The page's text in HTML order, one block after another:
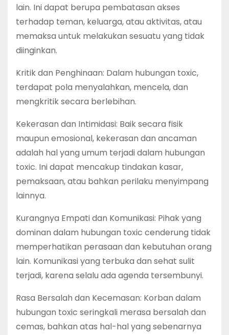
lain. Ini dapat berupa pembatasan akses
terhadap teman, keluarga, atau aktivitas, atau
memaksa untuk melakukan sesuatu yang tidak
diinginkan.
Kritik dan Penghinaan: Dalam hubungan toxic,
terdapat pola menyalahkan, mencela, dan
mengkritik secara berlebihan.
Kekerasan dan Intimidasi: Baik secara fisik
maupun emosional, kekerasan dan ancaman
adalah hal yang umum terjadi dalam hubungan
toxic. Ini dapat mencakup tindakan kasar,
pemaksaan, atau bahkan perilaku menyimpang
lainnya.
Kurangnya Empati dan Komunikasi: Pihak yang
dominan dalam hubungan toxic cenderung tidak
memperhatikan perasaan dan kebutuhan orang
lain. Komunikasi yang terbuka dan sehat sulit
terjadi, karena selalu ada agenda tersembunyi.
Rasa Bersalah dan Kecemasan: Korban dalam
hubungan toxic seringkali merasa bersalah dan
cemas, bahkan atas hal-hal yang sebenarnya